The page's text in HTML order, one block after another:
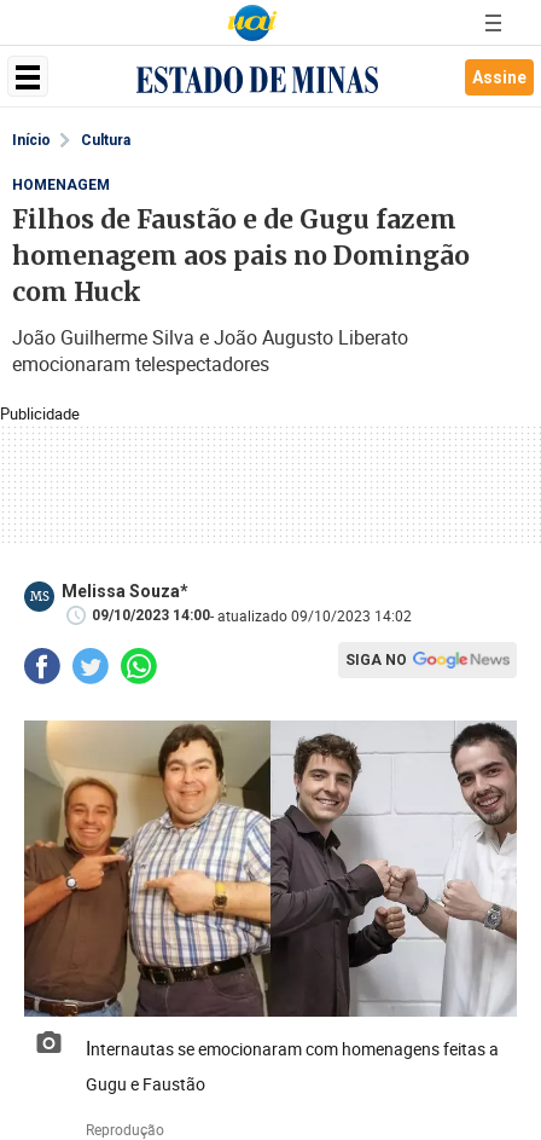
Assine
Início Cultura
Publicidade
HOMENAGEM
Filhos de Faustão e de Gugu fazem
homenagem aos pais no Domingão
com Huck
João Guilherme Silva e João Augusto Liberato
emocionaram telespectadores
MS Melissa Souza*
09/10/2023 14:00- atualizado 09/10/2023 14:02
SIGA NO
Internautas se emocionaram com homenagens feitas a
Gugu e Faustão
Reprodução